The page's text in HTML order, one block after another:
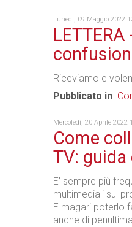
Lunedì, 09 Maggio 2022
Riceviamo e
Pubblicato in
Mercoledì, 20 Aprile 2022
Come
TV:
E’ sempre più
multimediali sul
E magari poterlo
anche di